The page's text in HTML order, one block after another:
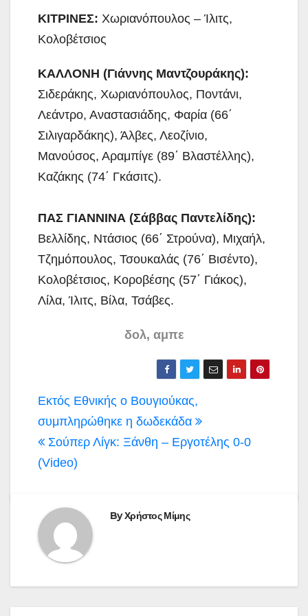
ΚΙΤΡΙΝΕΣ: Χωριανόπουλος – Ίλιτς,
Κολοβέτσιος
ΚΑΛΛΟΝΗ (Γιάννης Μαντζουράκης):
Σιδεράκης, Χωριανόπουλος, Ποντάνι,
Λεάντρο, Αναστασιάδης, Φαρία (66΄
Σιλιγαρδάκης), Άλβες, Λεοζίνιο,
Μανούσος, Αραμπίγε (89΄ Βλαστέλλης),
Καζάκης (74΄ Γκάσιτς).
ΠΑΣ ΓΙΑΝΝΙΝΑ (Σάββας Παντελίδης):
Βελλίδης, Ντάσιος (66΄ Στρούνα), Μιχαήλ,
Τζημόπουλος, Τσουκαλάς (76΄ Βισέντο),
Κολοβέτσιος, Κοροβέσης (57΄ Γιάκος),
Λίλα, Ίλιτς, Βίλα, Τσάβες.
δολ, αμπε
Πλοήγηση
άρθρων
Εκτός Εθνικής ο Βουγιούκας,
συμπληρώθηκε η δωδεκάδα
Σούπερ Λίγκ: Ξάνθη – Εργοτέλης 0-0
(Video)
ByΧρήστος Μίμης